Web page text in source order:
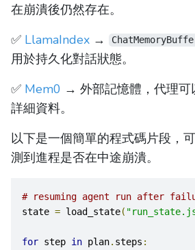
在崩潰後仍然存在。
✅ LlamaIndex →
用於持久化對話狀態。
✅ Mem0 → 外部記憶體，代理可
詳細資料。
以下是一個簡單的程式碼片段，
測到進程是否在中途崩潰。
# resuming agent run after
state = load_state(
for step in plan. steps :